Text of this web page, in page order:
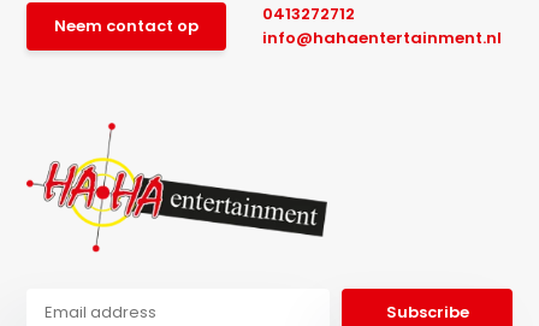
Neem contact op
0413272712
info@hahaentertainment.nl
Subscribe